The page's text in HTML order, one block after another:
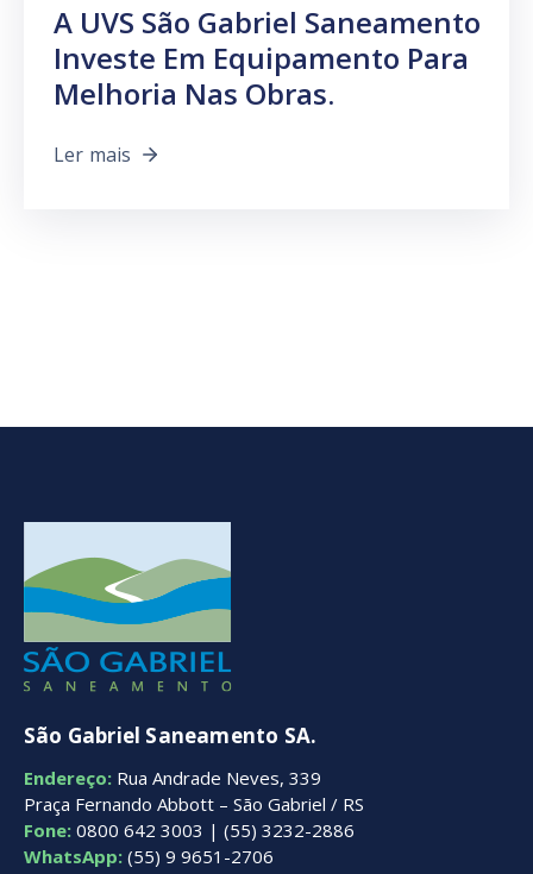
A UVS São Gabriel Saneamento
Investe Em Equipamento Para
Melhoria Nas Obras.
Ler mais
São Gabriel Saneamento SA.
Endereço: Rua Andrade Neves, 339
Praça Fernando Abbott – São Gabriel / RS
Fone: 0800 642 3003 | (55) 3232-2886
WhatsApp: (55) 9 9651-2706